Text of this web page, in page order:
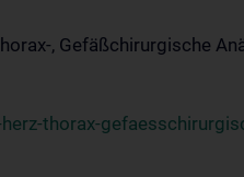
, Gefäßchirurgische
thorax-